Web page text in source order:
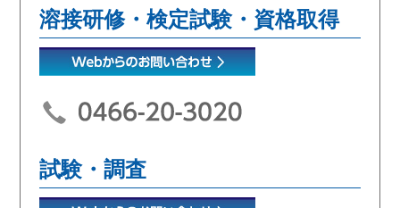
溶接研修・検定試験・資格取得
試験・調査